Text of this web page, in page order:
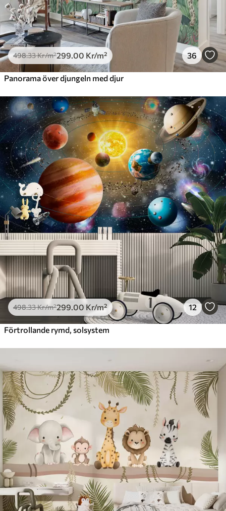
498.33Kr/m²299 .00 Kr/m² 36
Panorama över djungeln med djur
498.33Kr/m²299 .00 Kr/m² 12
Förtrollande rymd, solsystem